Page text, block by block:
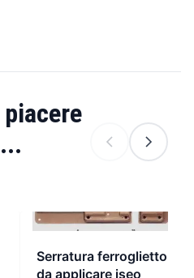
Serratura ferroglietto
da applicare iseo